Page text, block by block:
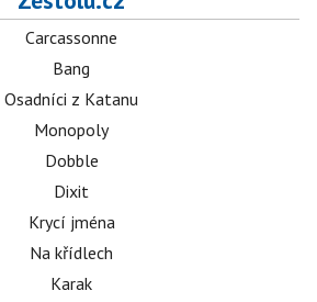
Carcassonne
Bang
Osadníci z Katanu
Monopoly
Dobble
Dixit
Krycí jména
Na křídlech
Karak